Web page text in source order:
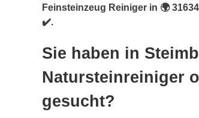
Feinsteinzeug Reiniger in 🌍
✔️.
Sie haben in
Natursteinreiniger
gesucht?